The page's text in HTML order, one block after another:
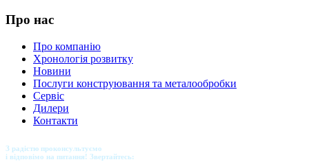
Про нас
Про компанію
Хронологія розвитку
Новини
Послуги конструювання та металообробки
Сервіс
Дилери
Контакти
З радістю проконсультуємо
і відповімо на питання! Звертайтесь: